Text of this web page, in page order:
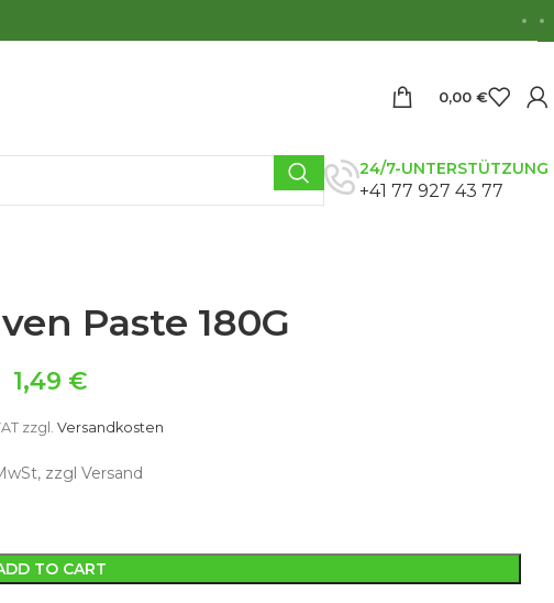
0,00 €
24/7-UNTERSTÜTZUNG
+41 77 927 43 77
Paste 180G
1,49 €
zzgl. Versandkosten
zzgl Versand
TO CART